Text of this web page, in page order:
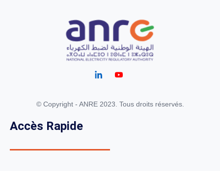
© Copyright - ANRE 2023. Tous droits réservés.
Accès Rapide